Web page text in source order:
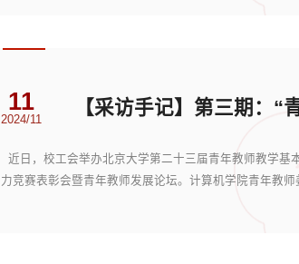
11
2024/11
【采访手记】第三期：“
近日，校工会举办北京大学第二十三届青年教师教学基
力竞赛表彰会暨青年教师发展论坛。计算机学院青年教